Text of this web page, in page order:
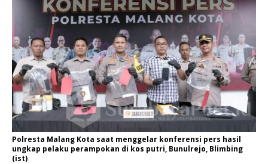
Polresta Malang Kota saat menggelar konferensi pers hasil
ungkap pelaku perampokan di kos putri, Bunulrejo, Blimbing
(ist)